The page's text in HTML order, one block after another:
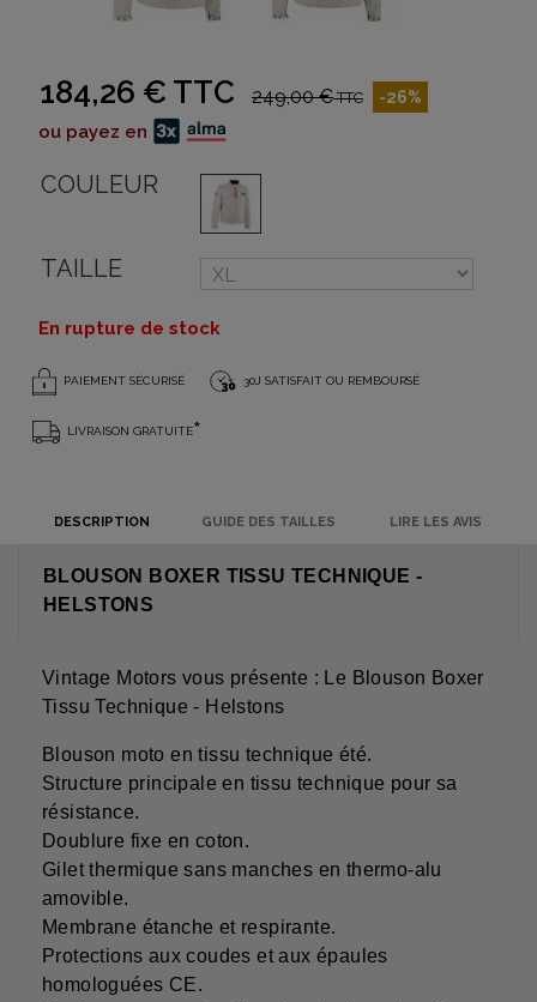
184,26 € TTC 249,00 €TTC -26%
ou payez en
COULEUR
TAILLE
En rupture de stock
PAIEMENT SÉCURISÉ 30J SATISFAIT OU REMBOURSÉ
LIVRAISON GRATUITE*
DESCRIPTION GUIDE DES TAILLES LIRE LES AVIS
BLOUSON BOXER TISSU TECHNIQUE -
HELSTONS
Vintage Motors vous présente : Le Blouson Boxer
Tissu Technique - Helstons
Blouson moto en tissu technique été.
Structure principale en tissu technique pour sa
résistance.
Doublure fixe en coton.
Gilet thermique sans manches en thermo-alu
amovible.
Membrane étanche et respirante.
Protections aux coudes et aux épaules
homologuées CE.